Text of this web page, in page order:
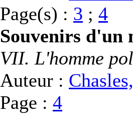
Page(s) : 3 ; 4
Souvenirs d'un
VII. L'homme
Auteur :
Page : 4